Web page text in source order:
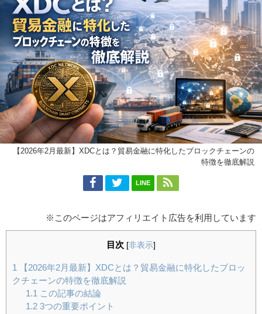
【2026年2月最新】XDCとは？貿易金融に特化したブロックチェーンの
特徴を徹底解説
LINE
※このページはアフィリエイト広告を利用しています
目次 [非表示]
1
【2026年2月最新】XDCとは？貿易金融に特化したブロッ
クチェーンの特徴を徹底解説
1.1
この記事の結論
1.23つの重要ポイント